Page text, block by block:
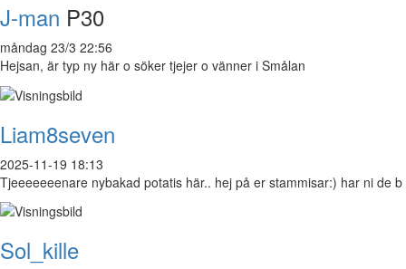
J-man P30
måndag 23/3 22:56
Hejsan, är typ ny här o söker tjejer o vänner i Smålan
Liam8seven
2025-11-19 18:13
Tjeeeeeeenare nybakad potatis här.. hej på er stammisar:) har ni de b
Sol_kille